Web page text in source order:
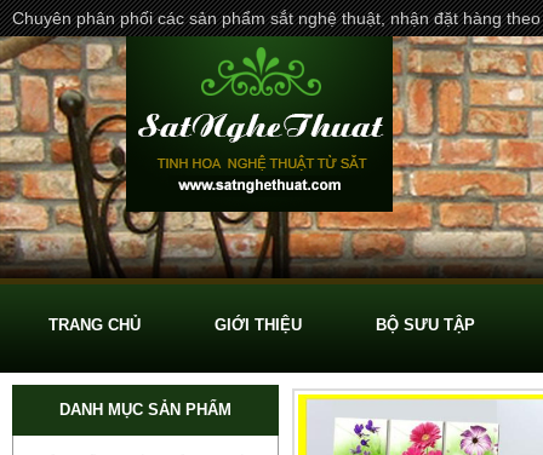
Chuyên phân phối các sản phẩm sắt nghệ thuật, nhận đặt hàng
TRANG CHỦ GIỚI THIỆU BỘ SƯU TẬP
DANH MỤC SẢN PHẨM